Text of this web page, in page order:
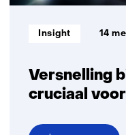
Versnelling
cruciaal
Informatietype:
Insight 14